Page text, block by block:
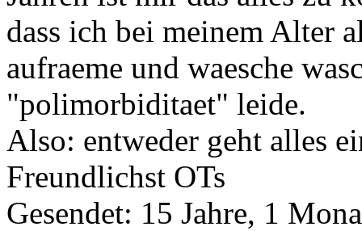
dass ich bei meinem Alter
aufraeme und waesche
"polimorbiditaet" leide.
Also: entweder geht alles
Freundlichst OTs
Gesendet: 15 Jahre, 1